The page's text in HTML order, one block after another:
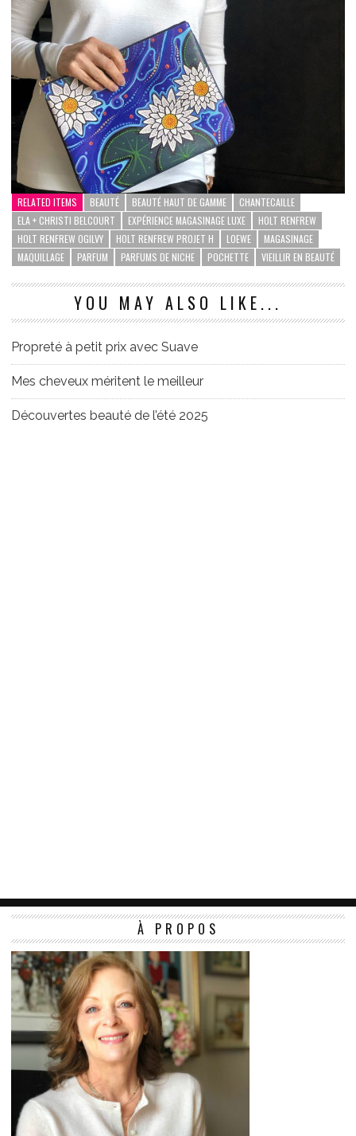
RELATED ITEMS BEAUTÉ BEAUTÉ HAUT DE GAMME
CHANTECAILLE
ELA + CHRISTI BELCOURT
EXPÉRIENCE MAGASINAGE LUXE
HOLT RENFREW
HOLT RENFREW OGILVY
HOLT RENFREW PROJET H LOEWE
MAGASINAGE
MAQUILLAGE
PARFUM PARFUMS DE NICHE POCHETTE VIEILLIR EN BEAUTÉ
YOU MAY ALSO LIKE...
Propreté à petit prix avec Suave
Mes cheveux méritent le meilleur
Découvertes beauté de l’été 2025
À PROPOS